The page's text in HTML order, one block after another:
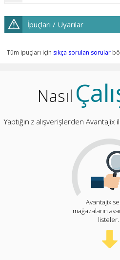
İpuçları / Uyarılar
Tüm ipuçları için sıkça sorulan sorular
Nasıl
Yaptığınız alışverişlerden
Avantajix
mağazaların
listeler.